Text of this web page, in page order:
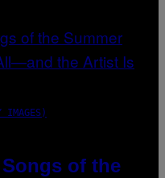
IMAGES)
of the